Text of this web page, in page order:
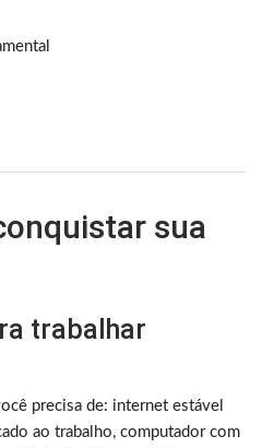
sua
trabalhar
precisa de: internet estável
ao trabalho, computador com